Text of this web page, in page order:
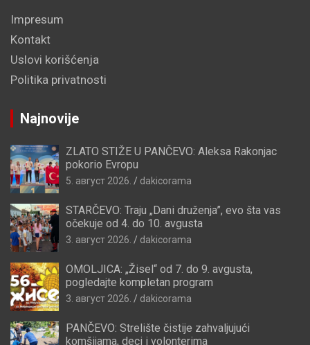
Impresum
Kontakt
Uslovi korišćenja
Politika privatnosti
Najnovije
ZLATO STIŽE U PANČEVO: Aleksa Rakonjac
pokorio Evropu
5. август 2026. dakicorama
STARČEVO: Traju „Dani druženja”, evo šta vas
očekuje od 4. do 10. avgusta
3. август 2026. dakicorama
OMOLJICA: „Žisel“ od 7. do 9. avgusta,
pogledajte kompletan program
3. август 2026. dakicorama
PANČEVO: Strelište čistije zahvaljujući
komšijama, deci i volonterima